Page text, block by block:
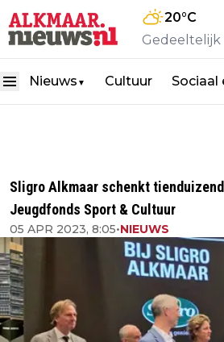
20°C
Nieuws ▼ Cultuur Sociaal
Sligro Alkmaar schenkt
Jeugdfonds Sport & Cultuur
05 APR 2023, 8:05•NIEUWS